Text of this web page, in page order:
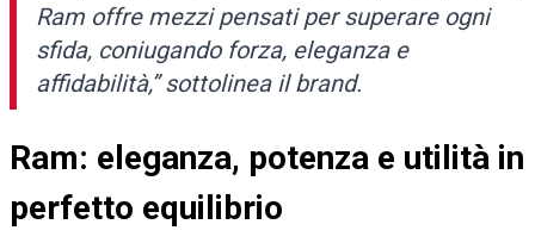
Ram offre mezzi pensati per superare ogni
sfida, coniugando forza, eleganza e
affidabilità,” sottolinea il brand.
Ram: eleganza, potenza e utilità in
perfetto equilibrio